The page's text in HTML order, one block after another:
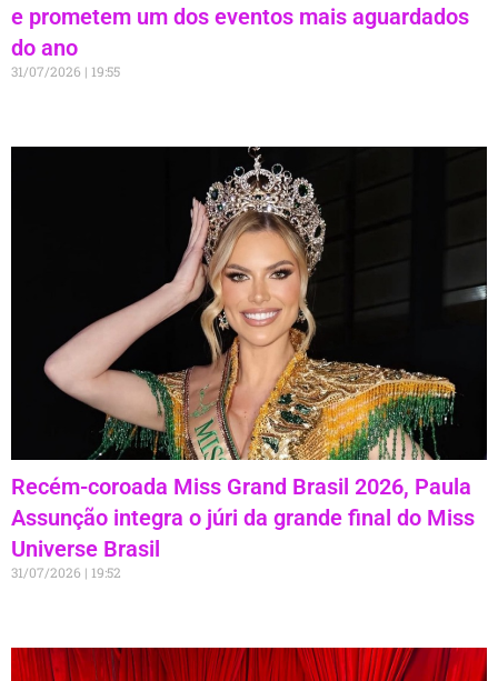
e prometem um dos eventos mais aguardados
do ano
31/07/2026 19:55
Recém-coroada Miss Grand Brasil 2026, Paula
Assunção integra o júri da grande final do Miss
Universe Brasil
31/07/2026 19:52